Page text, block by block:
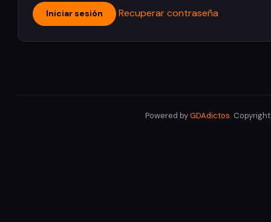
Recuperar contraseña
Powered byGDAdictos.